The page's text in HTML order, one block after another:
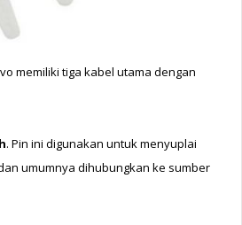
memiliki tiga kabel utama dengan
. Pin ini digunakan untuk menyuplai
umumnya dihubungkan ke sumber